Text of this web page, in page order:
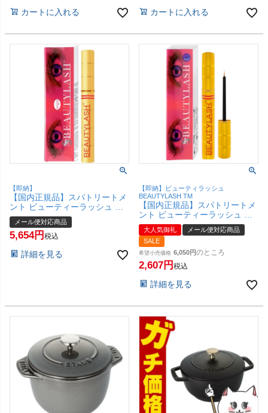
カートに入れる カートに入れる
【即納】
【国内正規品】スパトリートメ
ント ビューティーラッシュ オ
リジン(復刻版) 4.5ml ビューテ
ィラッシュBEAUTYLASH【ま
つげ美容液】【メール便対応商
メール便対応商品
5,654 税込
詳細を見る
【即納】ビューティラッシュ
BEAUTYLASH TM
【国内正規品】スパトリートメ
ント ビューティーラッシュ シ
ンプル 1.5ml(旧センシティブ)
ビューティラッシュ
BEAUTYLASH TM【まつげ美容
液】【メール便対応商品】
【SBT】(5000616)
大人気御礼
メール便対応商品
SALE
希望小売価格 6,050 のところ
2,607 税込
詳細を見る